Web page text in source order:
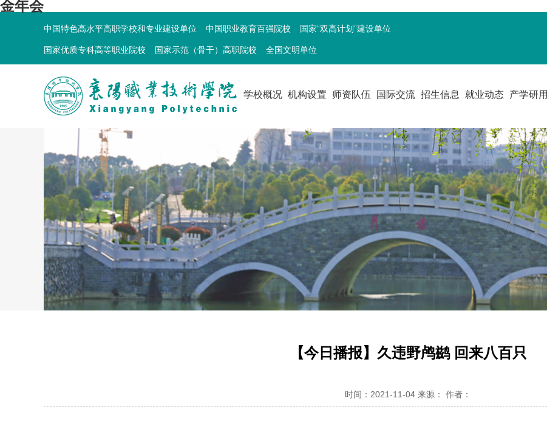
金年会
中国特色高水平高职学校和专业建设单位 中国职业教育百强院校 国家“双高计划”建设单位
国家优质专科高等职业院校 国家示范（骨干）高职院校 全国文明单位
学校概况 机构设置 师资队伍 国际交流 招生信息 就业动态 产学研用
【今日播报】久违野鸬鹚 回来八百只
时间：2021-11-04 来源： 作者：